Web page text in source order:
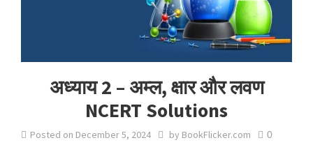
अध्याय 2 – अम्ल, क्षार और लवण
NCERT Solutions
Posted on December 5, 2024 by BookFlicker.com
0